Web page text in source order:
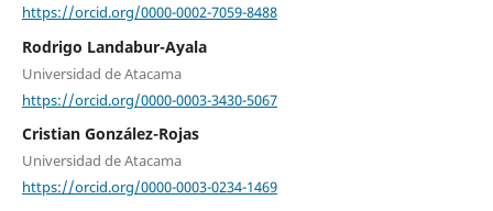
https://orcid.org/0000-0002-7059-8488
Rodrigo Landabur-Ayala
Universidad de Atacama
https://orcid.org/0000-0003-3430-5067
Cristian González-Rojas
Universidad de Atacama
https://orcid.org/0000-0003-0234-1469